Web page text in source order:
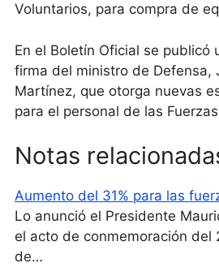
Voluntarios, para compra de
En el Boletín Oficial se publicó
firma del ministro de Defensa,
Martínez, que otorga nuevas
para el personal de las
Notas
Aumento del 31% para las
Lo anunció el Presidente
el acto de conmemoración del
de…